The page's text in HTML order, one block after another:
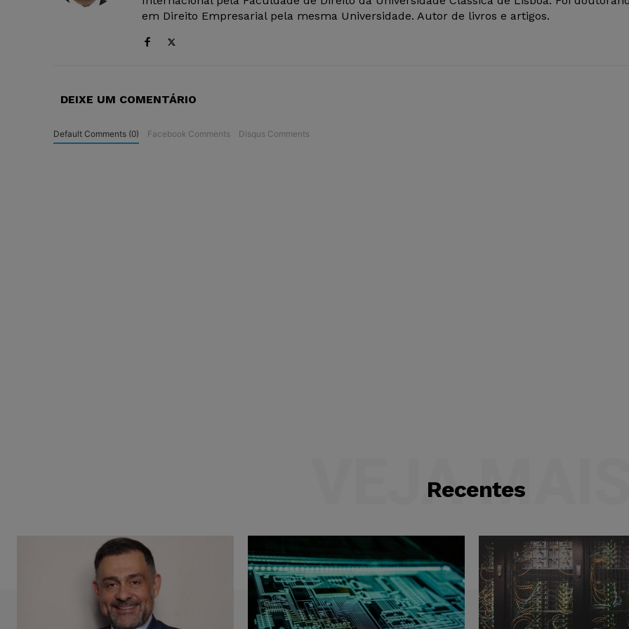
em Direito Empresarial pela mesma Universidade. Autor de livros e artigos.
DEIXE UM COMENTÁRIO
Default Comments (0) Facebook Comments Disqus Comments
Recentes
VEJA